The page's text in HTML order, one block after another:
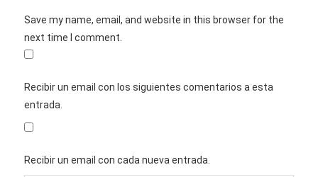
Save my name, email, and website in this browser for the
next time I comment.
Recibir un email con los siguientes comentarios a esta
entrada.
Recibir un email con cada nueva entrada.